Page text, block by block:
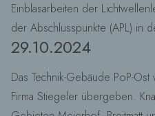
Einblasarbeiten der
der Abschlusspunkte (APL) in
29.10.2024
Das Technik-Gebäude PoP-
Firma Stiegeler übergeben.